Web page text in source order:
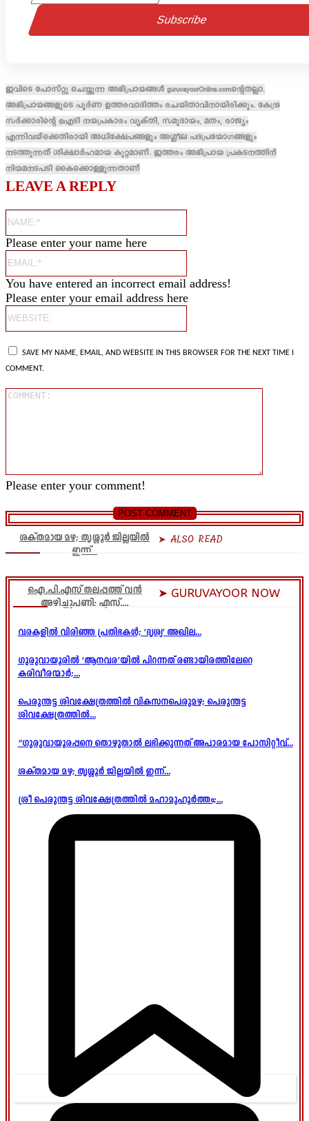
ഇവിടെ പോസ്റ്റു ചെയ്യുന്ന അഭിപ്രായങ്ങൾ guruvayoorOnline.comന്റെതല്ലാ.
അഭിപ്രായങ്ങളുടെ പൂർണ ഉത്തരവാദിത്തം രചയിതാവിനായിരിക്കും. കേന്ദ്ര
സർക്കാരിന്റെ ഐടി നയപ്രകാരം വ്യക്തി, സമുദായം, മതം, രാജ്യം
എന്നിവയ്ക്കെതിരായി അധിക്ഷേപങ്ങളും അശ്ലീല പദപ്രയോഗങ്ങളും
നടത്തുന്നത് ശിക്ഷാർഹമായ കുറ്റമാണ്. ഇത്തരം അഭിപ്രായ പ്രകടനത്തിന്
നിയമനടപടി കൈക്കൊള്ളുന്നതാണ്
LEAVE A REPLY
Please enter your comment!
Please enter your name here
You have entered an incorrect email address!
Please enter your email address here
SAVE MY NAME, EMAIL, AND WEBSITE IN THIS BROWSER FOR THE NEXT TIME I
COMMENT.
ശക്തമായ മഴ; തൃശ്ശൂർ ജില്ലയിൽ
ഇന്ന്...
ഐ.പി.എസ് തലപ്പത്ത് വൻ
അഴിച്ചുപണി; എസ്....
➤ ALSO READ
വരകളിൽ വിരിഞ്ഞ പ്രതിഭകൾ; ‘ദൃശ്യ’ അഖില...
ഗുരുവായൂരിൽ ‘ആനവര’യിൽ പിറന്നത് രണ്ടായിരത്തിലേറെ
കരിവീരന്മാർ;...
പെരുന്തട്ട ശിവക്ഷേത്രത്തിൽ വികസനപെരുമഴ; പെരുന്തട്ട
ശിവക്ഷേത്രത്തിൽ...
“ഗുരുവായൂരപ്പനെ തൊഴുതാൽ ലഭിക്കുന്നത് അപാരമായ പോസിറ്റീവ്...
ശക്തമായ മഴ; തൃശ്ശൂർ ജില്ലയിൽ ഇന്ന്...
ശ്രീ പെരുന്തട്ട ശിവക്ഷേത്രത്തിൽ മഹാമുഹൂർത്തം;...
➤ GURUVAYOOR NOW